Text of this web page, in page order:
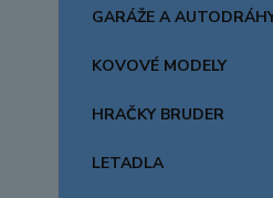
GARÁŽE A
KOVOVÉ MODELY
HRAČKY BRUDER
LETADLA